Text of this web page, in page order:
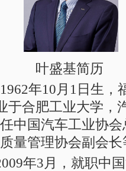
叶盛基简历
年10月1日生，
于合肥工业大学，
中国汽车工业协
量管理协会副会长
年3月，就职中国